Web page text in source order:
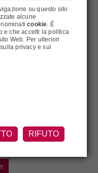
su questo sito
alcune
cookie. È
e che accetti la politica
Web. Per ulteriori
privacy e sui
RIFUTO